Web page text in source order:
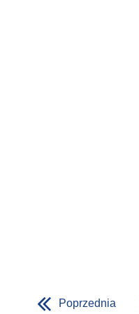
Poprzednia